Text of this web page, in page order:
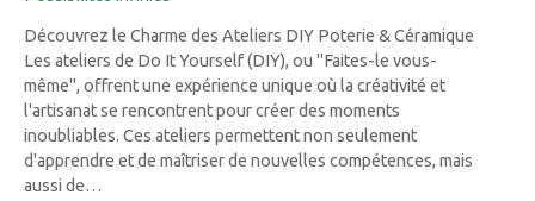
Découvrez le Charme des Ateliers DIY Poterie & Céramique
Les ateliers de Do It Yourself (DIY), ou "Faites-le vous-
même", offrent une expérience unique où la créativité et
l'artisanat se rencontrent pour créer des moments
inoubliables. Ces ateliers permettent non seulement
d'apprendre et de maîtriser de nouvelles compétences, mais
aussi de…